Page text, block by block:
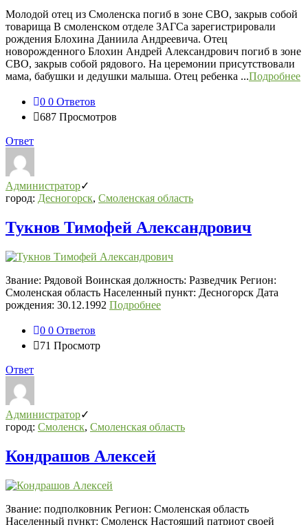
Последний
Посты
Молодой отец из Смоленска погиб в зоне СВО, закрыв собой
товарища В смоленском отделе ЗАГСа зарегистрировали
рождения Блохина Даниила Андреевича. Отец
новорожденного Блохин Андрей Александрович погиб в зоне
СВО, закрыв собой рядового. На церемонии присутствовали
мама, бабушки и дедушки малыша. Отец ребенка ...Подробнее
0 0 Ответов
687 Просмотров
Ответ
Администратор
город: Десногорск, Смоленская область
Тукнов Тимофей Александрович
Звание: Рядовой Воинская должность: Разведчик Регион:
Смоленская область Населенный пункт: Десногорск Дата
рождения: 30.12.1992 Подробнее
0 0 Ответов
71 Просмотр
Ответ
Администратор
город: Смоленск, Смоленская область
Кондрашов Алексей
Звание: подполковник Регион: Смоленская область
Населенный пункт: Смоленск Настоящий патриот своей